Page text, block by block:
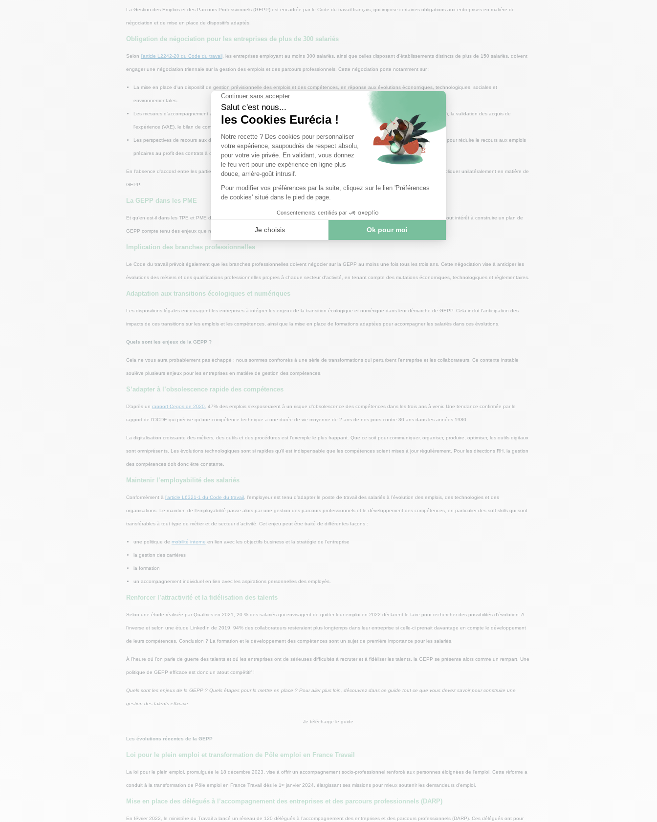
La Gestion des Emplois et des Parcours Professionnels (GEPP) est encadrée par le Code du travail français, qui impose certaines obligations aux entreprises en matière de
négociation et de mise en place de dispositifs adaptés.
Obligation de négociation pour les entreprises de plus de 300 salariés
Selon l'article L2242-20 du Code du travail, les entreprises employant au moins 300 salariés, ainsi que celles disposant d'établissements distincts de plus de 150 salariés, doivent
engager une négociation triennale sur la gestion des emplois et des parcours professionnels. Cette négociation porte notamment sur :
La mise en place d'un dispositif de gestion prévisionnelle des emplois et des compétences, en réponse aux évolutions économiques, technologiques, sociales et
environnementales.
Les mesures d'accompagnement associées, telles que la formation professionnelle, l'abondement du compte personnel de formation (CPF), la validation des acquis de
l'expérience (VAE), le bilan de compétences, ainsi que l'accompagnement à la mobilité professionnelle et géographique des salariés.
Les perspectives de recours aux différents types de contrats de travail, au temps partiel et aux stages, ainsi que les moyens mis en œuvre pour réduire le recours aux emplois
précaires au profit des contrats à durée indéterminée.
En l'absence d'accord entre les parties, l'employeur est tenu de rédiger un procès-verbal de désaccord, précisant les mesures qu'il entend appliquer unilatéralement en matière de
GEPP.
La GEPP dans les PME
Et qu’en est-il dans les TPE et PME de moins de 300 salariés ? S'il n'existe aucune obligation de négociation sur le sujet, les entreprises ont tout intérêt à construire un plan de
GEPP compte tenu des enjeux que nous venons d’évoquer.
Implication des branches professionnelles
Le Code du travail prévoit également que les branches professionnelles doivent négocier sur la GEPP au moins une fois tous les trois ans. Cette négociation vise à anticiper les
évolutions des métiers et des qualifications professionnelles propres à chaque secteur d'activité, en tenant compte des mutations économiques, technologiques et réglementaires.
Adaptation aux transitions écologiques et numériques
Les dispositions légales encouragent les entreprises à intégrer les enjeux de la transition écologique et numérique dans leur démarche de GEPP. Cela inclut l'anticipation des
impacts de ces transitions sur les emplois et les compétences, ainsi que la mise en place de formations adaptées pour accompagner les salariés dans ces évolutions.
Quels sont les enjeux de la GEPP ?
Cela ne vous aura probablement pas échappé : nous sommes confrontés à une série de transformations qui perturbent l’entreprise et les collaborateurs. Ce contexte instable
soulève plusieurs enjeux pour les entreprises en matière de gestion des compétences.
S’adapter à l’obsolescence rapide des compétences
D’après un rapport Cegos de 2020, 47% des emplois s’exposeraient à un risque d’obsolescence des compétences dans les trois ans à venir. Une tendance confirmée par le
rapport de l’OCDE qui précise qu’une compétence technique a une durée de vie moyenne de 2 ans de nos jours contre 30 ans dans les années 1980.
La digitalisation croissante des métiers, des outils et des procédures est l’exemple le plus frappant. Que ce soit pour communiquer, organiser, produire, optimiser, les outils digitaux
sont omniprésents. Les évolutions technologiques sont si rapides qu’il est indispensable que les compétences soient mises à jour régulièrement. Pour les directions RH, la gestion
des compétences doit donc être constante.
Maintenir l’employabilité des salariés
Conformément à l’article L6321-1 du Code du travail, l’employeur est tenu d’adapter le poste de travail des salariés à l’évolution des emplois, des technologies et des
organisations. Le maintien de l’employabilité passe alors par une gestion des parcours professionnels et le développement des compétences, en particulier des soft skills qui sont
transférables à tout type de métier et de secteur d’activité. Cet enjeu peut être traité de différentes façons :
une politique de mobilité interne en lien avec les objectifs business et la stratégie de l’entreprise
la gestion des carrières
la formation
un accompagnement individuel en lien avec les aspirations personnelles des employés.
Renforcer l’attractivité et la fidélisation des talents
Selon une étude réalisée par Qualtrics en 2021, 20 % des salariés qui envisagent de quitter leur emploi en 2022 déclarent le faire pour rechercher des possibilités d’évolution. A
l’inverse et selon une étude LinkedIn de 2019, 94% des collaborateurs resteraient plus longtemps dans leur entreprise si celle-ci prenait davantage en compte le développement
de leurs compétences. Conclusion ? La formation et le développement des compétences sont un sujet de première importance pour les salariés.
À l’heure où l’on parle de guerre des talents et où les entreprises ont de sérieuses difficultés à recruter et à fidéliser les talents, la GEPP se présente alors comme un rempart. Une
politique de GEPP efficace est donc un atout compétitif !
Quels sont les enjeux de la GEPP ? Quels étapes pour la mettre en place ? Pour aller plus loin, découvrez dans ce guide tout ce que vous devez savoir pour construire une
gestion des talents efficace.
Je télécharge le guide
Les évolutions récentes de la GEPP
Loi pour le plein emploi et transformation de Pôle emploi en France Travail
La loi pour le plein emploi, promulguée le 18 décembre 2023, vise à offrir un accompagnement socio-professionnel renforcé aux personnes éloignées de l'emploi. Cette réforme a
conduit à la transformation de Pôle emploi en France Travail dès le 1ᵉʳjanvier 2024, élargissant ses missions pour mieux soutenir les demandeurs d'emploi.
Mise en place des délégués à l’accompagnement des entreprises et des parcours professionnels (DARP)
En février 2022, le ministère du Travail a lancé un réseau de 120 délégués à l’accompagnement des entreprises et des parcours professionnels (DARP). Ces délégués ont pour